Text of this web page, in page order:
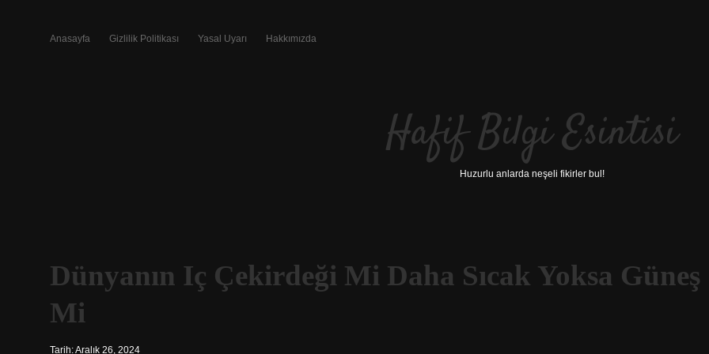
Anasayfa Gizlilik Politikası Yasal Uyarı Hakkımızda
Hafif Bilgi Esintisi
Huzurlu anlarda neşeli fikirler bul!
Dünyanın Iç Çekirdeği Mi Daha Sıcak Yoksa Güneş
Mi
Tarih: Aralık 26, 2024